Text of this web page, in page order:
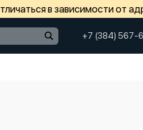
в зависимости от
+7 (384) 567-